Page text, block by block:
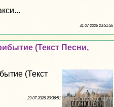
31 07 2026 23:51:56
(Текст Песни,
(Текст
29 07 2026 20:36:51